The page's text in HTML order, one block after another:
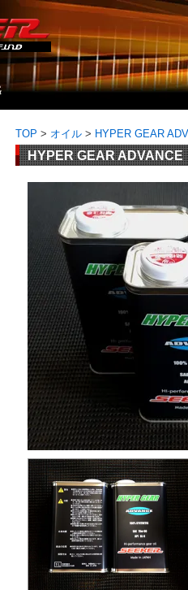
TOP > オイル > HYPER GEAR
HYPER GEAR